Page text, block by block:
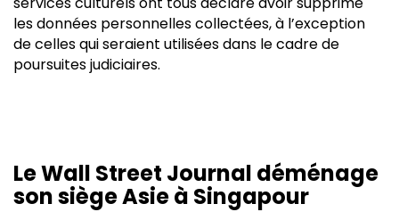
les données personnelles collectées, à l’exception
de celles qui seraient utilisées dans le cadre de
poursuites judiciaires.
Le Wall Street Journal déménage
son siège Asie à Singapour